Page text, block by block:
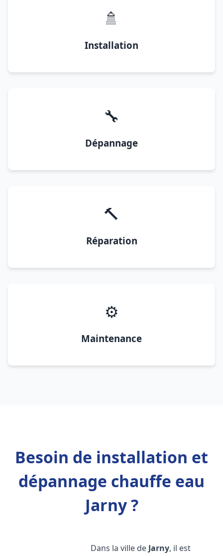
🚿
Installation
🔧
Dépannage
🔨
Réparation
⚙️
Maintenance
Besoin de installation et
dépannage chauffe eau
Jarny ?
Dans la ville de Jarny, il est